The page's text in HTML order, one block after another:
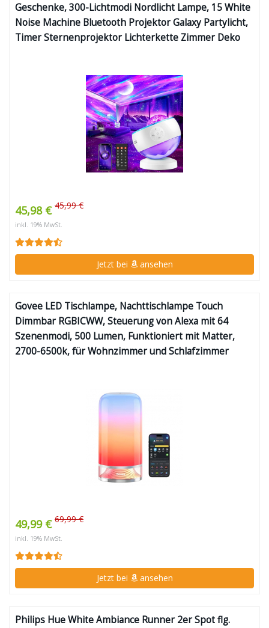
Geschenke, 300-Lichtmodi Nordlicht Lampe, 15 White
Noise Machine Bluetooth Projektor Galaxy Partylicht,
Timer Sternenprojektor Lichterkette Zimmer Deko
45,98 € 45,99 €
inkl. 19% MwSt.
Jetzt bei ansehen
Govee LED Tischlampe, Nachttischlampe Touch
Dimmbar RGBICWW, Steuerung von Alexa mit 64
Szenenmodi, 500 Lumen, Funktioniert mit Matter,
2700-6500k, für Wohnzimmer und Schlafzimmer
49,99 € 69,99 €
inkl. 19% MwSt.
Jetzt bei ansehen
Philips Hue White Ambiance Runner 2er Spot flg.